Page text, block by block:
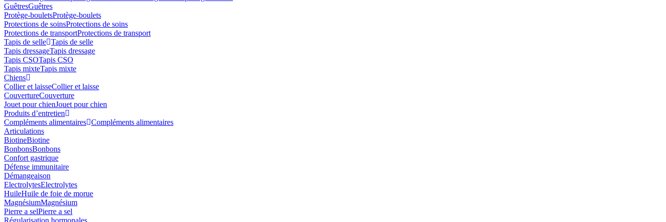
GuêtresGuêtres
Protège-bouletsProtège-boulets
Protections de soinsProtections de soins
Protections de transportProtections de transport
Tapis de selle Tapis de selle
Tapis dressageTapis dressage
Tapis CSOTapis CSO
Tapis mixteTapis mixte
Chiens
Collier et laisseCollier et laisse
CouvertureCouverture
Jouet pour chienJouet pour chien
Produits d’entretien
Compléments alimentaires Compléments alimentaires
Articulations
BiotineBiotine
BonbonsBonbons
Confort gastrique
Défense immunitaire
Démangeaison
ElectrolytesElectrolytes
HuileHuile de foie de morue
MagnésiumMagnésium
Pierre a selPierre a sel
Régularisation hormonales